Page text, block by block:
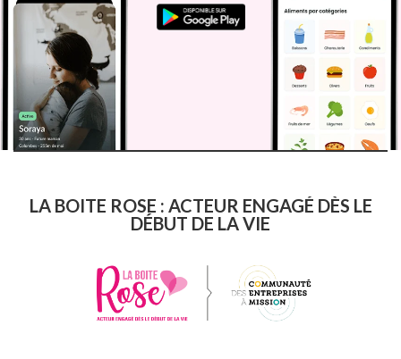
LA BOITE ROSE : ACTEUR ENGAGÉ DÈS LE
DÉBUT DE LA VIE